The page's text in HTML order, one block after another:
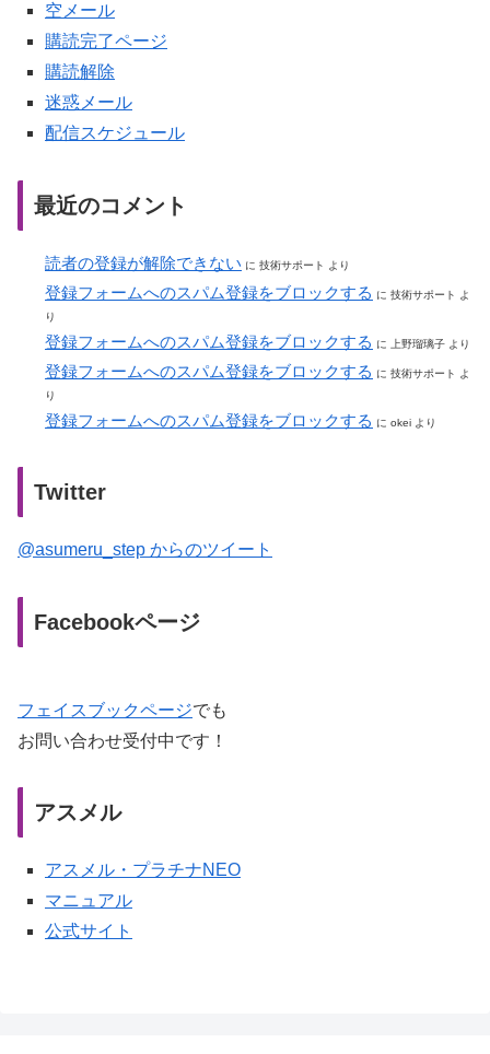
空メール
購読完了ページ
購読解除
迷惑メール
配信スケジュール
最近のコメント
読者の登録が解除できない に 技術サポート より
登録フォームへのスパム登録をブロックする に 技術サポート
よ
り
登録フォームへのスパム登録をブロックする に 上野瑠璃子 より
登録フォームへのスパム登録をブロックする に 技術サポート
よ
り
登録フォームへのスパム登録をブロックする に okei より
Twitter
@asumeru_step からのツイート
Facebookページ
フェイスブックページでも
お問い合わせ受付中です！
アスメル
アスメル・プラチナNEO
マニュアル
公式サイト